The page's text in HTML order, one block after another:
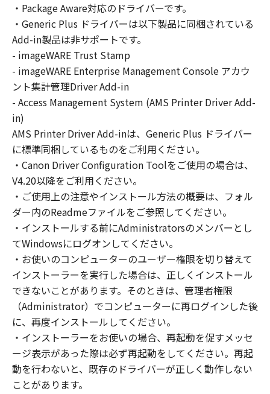
お客様は、また「指定機器」にネットワークを
通じて接続されたコンピューター上で、かかる
コンピューターの使用者に対して「本ソフトウ
ェア」を使用させることができますが、かかる
コンピューターの使用者に本契約書上の義務お
よび条件を遵守させるとともに、その履行に関
し全責任を負うことを条件とします。
(2) お客様は、上記(1)に基づいて「本ソフトウ
「本ソフトウェア」を１部、複製することがで
きます。
(3) 上記(1)および(2)に定める場合を除き、キヤ
ノンまたはキヤノンのライセンサーのいかなる
知的財産権も、明示たると黙示たるとを問わ
ず、本契約書によってお客様に譲渡あるいは許
諾されるものではありません。
２．制限
(1) お客様は、再使用許諾、譲渡、販売、頒
布、リースもしくは貸与その他の方法により、
第三者に「本ソフトウェア」を使用させること
はできません。
(2) お客様は、「本ソフトウェア」の全部また
は一部を修正、改変、逆コンパイル、逆アセン
ブル、その他リバースエンジニアリング等する
ことはできません。また第三者にこのような行
為をさせてはなりません。
・Package Aware対応のドライバーです。
・Generic Plus ドライバーは以下製品に同梱されている
Add-in製品は非サポートです。
- imageWARE Trust Stamp
- imageWARE Enterprise Management Console アカウ
ント集計管理Driver Add-in
- Access Management System (AMS Printer Driver Add-
in)
AMS Printer Driver Add-inは、Generic Plus ドライバー
に標準同梱しているものをご利用ください。
・Canon Driver Configuration Toolをご使用の場合は、
V4.20以降をご利用ください。
・ご使用上の注意やインストール方法の概要は、フォル
ダー内のReadmeファイルをご参照してください。
・インストールする前にAdministratorsのメンバーとし
てWindowsにログオンしてください。
・お使いのコンピューターのユーザー権限を切り替えて
インストーラーを実行した場合は、正しくインストール
できないことがあります。そのときは、管理者権限
（Administrator）でコンピューターに再ログインした後
に、再度インストールしてください。
・インストーラーをお使いの場合、再起動を促すメッセ
ージ表示があった際は必ず再起動をしてください。再起
動を行わないと、既存のドライバーが正しく動作しない
ことがあります。